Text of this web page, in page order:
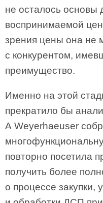
не осталось основы
воспринимаемой
зрения цены она не
с конкурентом,
преимущество.
Именно на этой
прекратило бы
А Weyerhaeuser
повторно посетила
получить более
о процессе закупки,